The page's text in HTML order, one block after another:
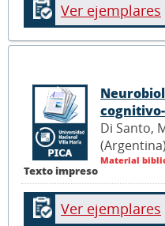
Ver ejemplares
Texto impreso
Di Santo,
Material
Ver ejemplares